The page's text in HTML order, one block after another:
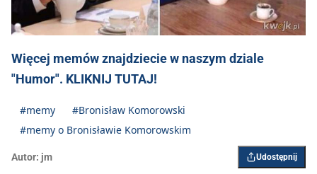
Więcej memów znajdziecie w naszym dziale
"Humor". KLIKNIJ TUTAJ!
#memy
#Bronisław Komorowski
#memy o Bronisławie Komorowskim
Autor: jm Udostępnij